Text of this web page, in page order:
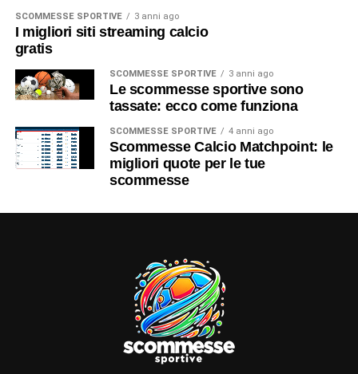
SCOMMESSE SPORTIVE 3 anni ago
I migliori siti streaming calcio
gratis
SCOMMESSE SPORTIVE 3 anni ago
Le scommesse sportive sono
tassate: ecco come funziona
SCOMMESSE SPORTIVE 4 anni ago
Scommesse Calcio Matchpoint: le
migliori quote per le tue
scommesse